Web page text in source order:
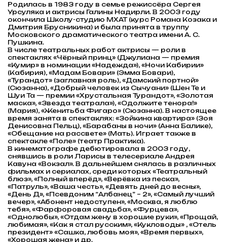
Родилась в 1983 году в семье режиссёра Сергея
Урсуляка и актрисы Галины Надирли. В 2003 году
окончила Школу-студию МХАТ (курс Романа Козака и
Дмитрия Брусникина) и была принята в труппу
Московского драматического театра имени А. С.
Пушкина.
В числе театральных работ актрисы — роли в
спектаклях «Чёрный принц» (Джулиана — премия
«Кумир» в номинации «Надежда»), «Ночи Кабирии»
(Кабирия), «Мадам Бовари» (Эмма Бовари),
«Турандот» (заглавная роль), «Дамский портной»
(Сюзанна), «Добрый человек из Сычуани» (Шен Те и
Шуи Та — премии «Хрустальная Турандот», «Золотая
маска», «Звезда театрала»), «Одолжите тенора!»
(Мария), «Женитьба Фигаро» (Сюзанна). В настоящее
время занята в спектаклях: «Зойкина квартира» (Зоя
Денисовна Пельц), «Барабаны в ночи» (Анна Балике),
«Обещание на рассвете» (Мать). Играет также в
спектакле «Поле» (театр Практика).
В кинематографе дебютировала в 2003 году,
снявшись в роли Ларисы в телесериале Андрея
Кавуна «Вокзал». В дальнейшем снялась в различных
фильмах и сериалах, среди которых «Театральный
блюз», «Полный вперёд», «Верёвка из песка»,
«Патруль», «Ваша честь», «Девять дней до весны»,
«День Д», «Псевдоним “Албанец” – 2», «Самый лучший
вечер», «Абонент недоступен», «Москва, я люблю
тебя», «Фарфоровая свадьба», «Фурцева»,
«Однолюбы», «Отдам жену в хорошие руки», «Прощай,
любимая», «Как я стал русским», «Кукловоды» , «Отель
президент» «Сашка, любовь моя», «Время первых»,
«Хорошая жена» и др.